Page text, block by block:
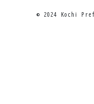
© 2024 Kochi